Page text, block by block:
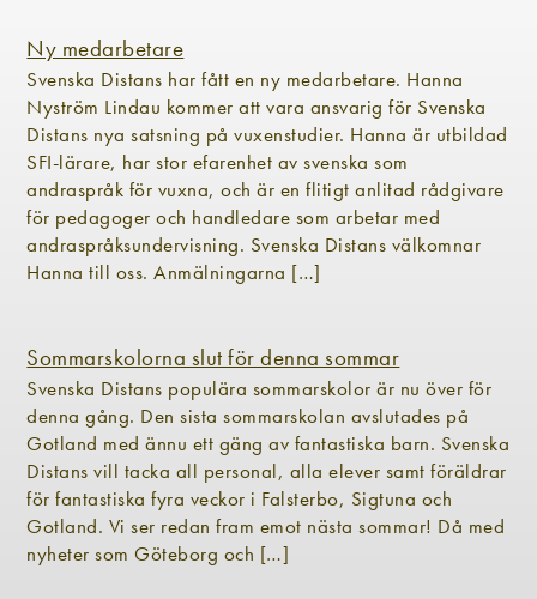
Ny medarbetare
Svenska Distans har fått en ny medarbetare. Hanna
Nyström Lindau kommer att vara ansvarig för Svenska
Distans nya satsning på vuxenstudier. Hanna är utbildad
SFI-lärare, har stor efarenhet av svenska som
andraspråk för vuxna, och är en flitigt anlitad rådgivare
för pedagoger och handledare som arbetar med
andraspråksundervisning. Svenska Distans välkomnar
Hanna till oss. Anmälningarna […]
Sommarskolorna slut för denna sommar
Svenska Distans populära sommarskolor är nu över för
denna gång. Den sista sommarskolan avslutades på
Gotland med ännu ett gäng av fantastiska barn. Svenska
Distans vill tacka all personal, alla elever samt föräldrar
för fantastiska fyra veckor i Falsterbo, Sigtuna och
Gotland. Vi ser redan fram emot nästa sommar! Då med
nyheter som Göteborg och […]